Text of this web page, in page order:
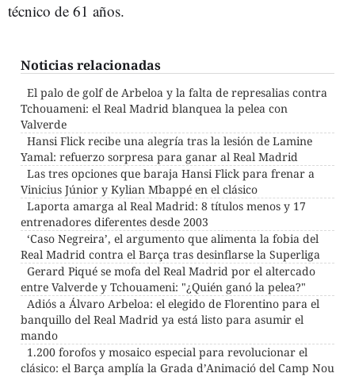
técnico de 61 años.
Noticias relacionadas
El palo de golf de Arbeloa y la falta de represalias contra
Tchouameni: el Real Madrid blanquea la pelea con
Valverde
Hansi Flick recibe una alegría tras la lesión de Lamine
Yamal: refuerzo sorpresa para ganar al Real Madrid
Las tres opciones que baraja Hansi Flick para frenar a
Vinicius Júnior y Kylian Mbappé en el clásico
Laporta amarga al Real Madrid: 8 títulos menos y 17
entrenadores diferentes desde 2003
‘Caso Negreira’, el argumento que alimenta la fobia del
Real Madrid contra el Barça tras desinflarse la Superliga
Gerard Piqué se mofa del Real Madrid por el altercado
entre Valverde y Tchouameni: "¿Quién ganó la pelea?"
Adiós a Álvaro Arbeloa: el elegido de Florentino para el
banquillo del Real Madrid ya está listo para asumir el
mando
1.200 forofos y mosaico especial para revolucionar el
clásico: el Barça amplía la Grada d’Animació del Camp Nou